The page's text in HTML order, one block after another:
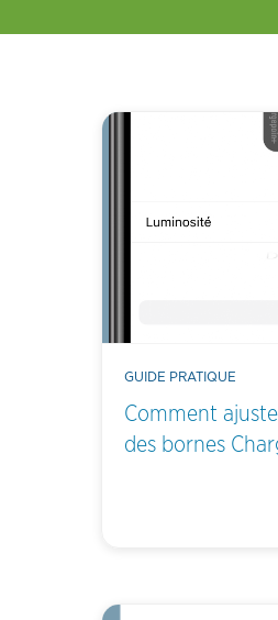
GUIDE PRATIQUE
Comment
des bornes